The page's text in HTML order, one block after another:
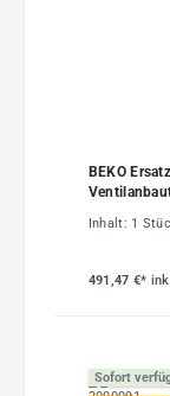
BEKO
Inhalt: 1
491,47 €*
Sofort